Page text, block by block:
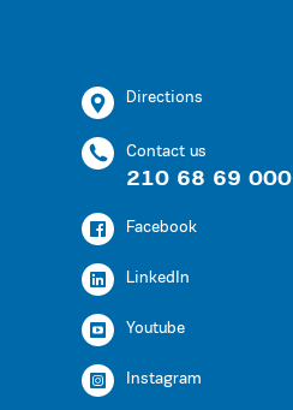
Directions
Contact us
210 68 69 000
Facebook
LinkedIn
Youtube
Instagram